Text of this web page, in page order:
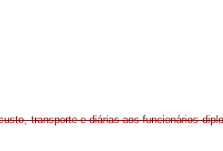
transporte e diárias aos funcionários